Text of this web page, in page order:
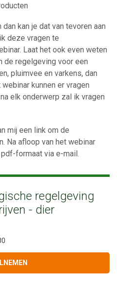
kan je dat van tevoren aan
deze vragen te
Laat het ook even weten
de regelgeving voor een
pluimvee en varkens, dan
kunnen er vragen
elk onderwerp zal ik vragen
mij een link om de
Na afloop van het webinar
formaat via e-mail.
regelgeving
- dier